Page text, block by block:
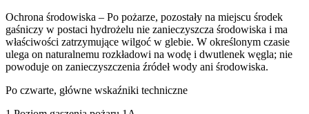
Ochrona środowiska – Po pożarze, pozostały na miejscu środek
gaśniczy w postaci hydrożelu nie zanieczyszcza środowiska i ma
właściwości zatrzymujące wilgoć w glebie. W określonym czasie
ulega on naturalnemu rozkładowi na wodę i dwutlenek węgla; nie
powoduje on zanieczyszczenia źródeł wody ani środowiska.
Po czwarte, główne wskaźniki techniczne